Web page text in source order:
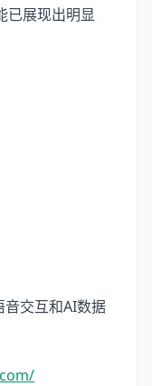
已展现出明显
音交互和AI数据